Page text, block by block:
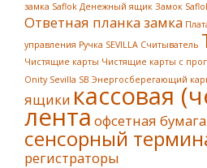
замка Saflok Денежный ящик Замок
Ответная планка замка
управления Ручка SEVILLA Считыватель
Чистящие карты Чистящие карты с
Onity Sevilla SB Энергосберегающий
ящики кассовая
лента офсетная бумага
сенсорный
регистраторы